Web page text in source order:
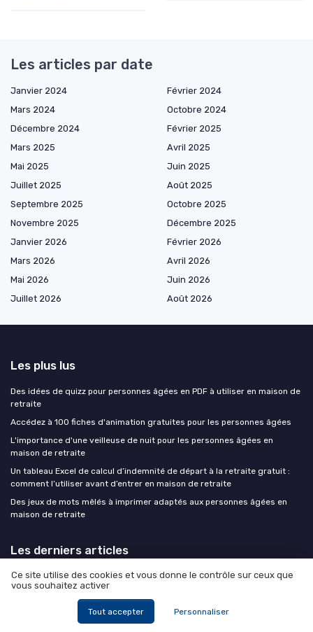
Les articles par date
Janvier 2024
Février 2024
Mars 2024
Octobre 2024
Décembre 2024
Février 2025
Mars 2025
Avril 2025
Mai 2025
Juin 2025
Juillet 2025
Août 2025
Septembre 2025
Octobre 2025
Novembre 2025
Décembre 2025
Janvier 2026
Février 2026
Mars 2026
Avril 2026
Mai 2026
Juin 2026
Juillet 2026
Août 2026
Les plus lus
Des idées de quizz pour personnes âgées en PDF à utiliser en maison de
retraite
Accédez à 100 fiches d'animation gratuites pour les personnes âgées
L'importance d'une veilleuse de nuit pour les personnes âgées en
maison de retraite
Un tableau Excel de calcul d’indemnité de départ à la retraite gratuit :
comment l’utiliser avant d’entrer en maison de retraite
Des jeux de mots mêlés à imprimer adaptés aux personnes âgées en
maison de retraite
Les derniers articles
Liste d'attente en EHPAD : combien de temps prévoir et comment
accélérer l'admission
Aide à domicile : ce que la fin de l'exonération à 70 ans change pour 348
Ce site utilise des cookies et vous donne le contrôle sur ceux que
vous souhaitez activer
Tout accepter Personnaliser